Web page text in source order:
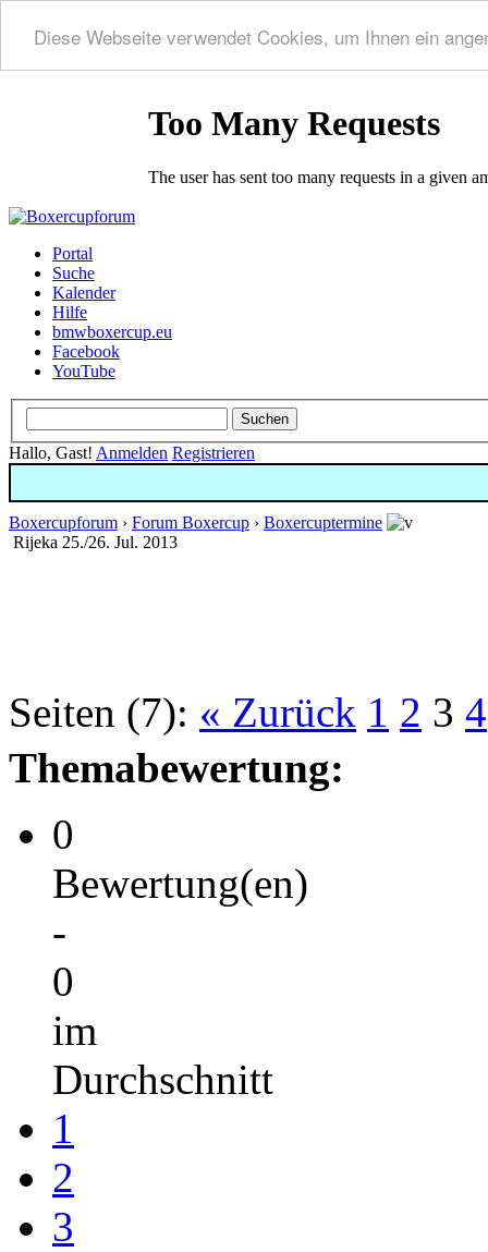
Diese Webseite verwendet Cookies, um Ihnen ein
Portal
Suche
Kalender
Hilfe
bmwboxercup.eu
Facebook
YouTube
Hallo, Gast! Anmelden Registrieren
Boxercupforum › Forum Boxercup › Boxercuptermine
Rijeka 25./26. Jul. 2013
Seiten (7): « Zurück 1 2 3 4
Themabewertung:
0
Bewertung(en)
-
0
im
Durchschnitt
1
2
3